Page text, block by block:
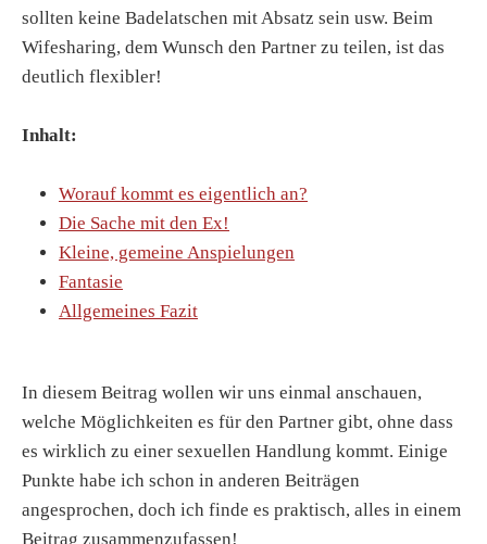
sollten keine Badelatschen mit Absatz sein usw. Beim
Wifesharing, dem Wunsch den Partner zu teilen, ist das
deutlich flexibler!
Inhalt:
Worauf kommt es eigentlich an?
Die Sache mit den Ex!
Kleine, gemeine Anspielungen
Fantasie
Allgemeines Fazit
In diesem Beitrag wollen wir uns einmal anschauen,
welche Möglichkeiten es für den Partner gibt, ohne dass
es wirklich zu einer sexuellen Handlung kommt. Einige
Punkte habe ich schon in anderen Beiträgen
angesprochen, doch ich finde es praktisch, alles in einem
Beitrag zusammenzufassen!